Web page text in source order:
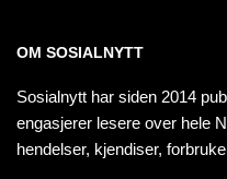
OM SOSIALNYTT
Sosialnytt har siden 2014
engasjerer lesere over hele
hendelser, kjendiser,